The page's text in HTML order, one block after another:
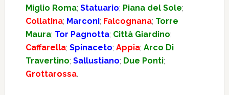
Miglio Roma; Statuario; Piana del Sole;
Collatina; Marconi; Falcognana; Torre
Maura; Tor Pagnotta; Città Giardino;
Caffarella; Spinaceto; Appia; Arco Di
Travertino; Sallustiano; Due Ponti;
Grottarossa.